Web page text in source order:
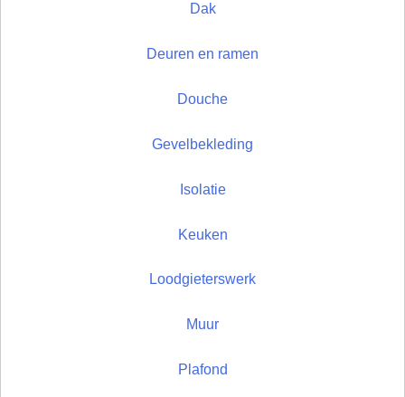
Dak
Deuren en ramen
Douche
Gevelbekleding
Isolatie
Keuken
Loodgieterswerk
Muur
Plafond